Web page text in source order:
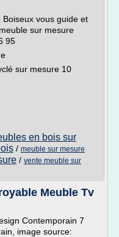
vous guide et
sur mesure
95
sur mesure 10
en bois sur
/ meuble sur mesure
/ vente meuble sur
Meuble Tv
Contemporain 7
image source: